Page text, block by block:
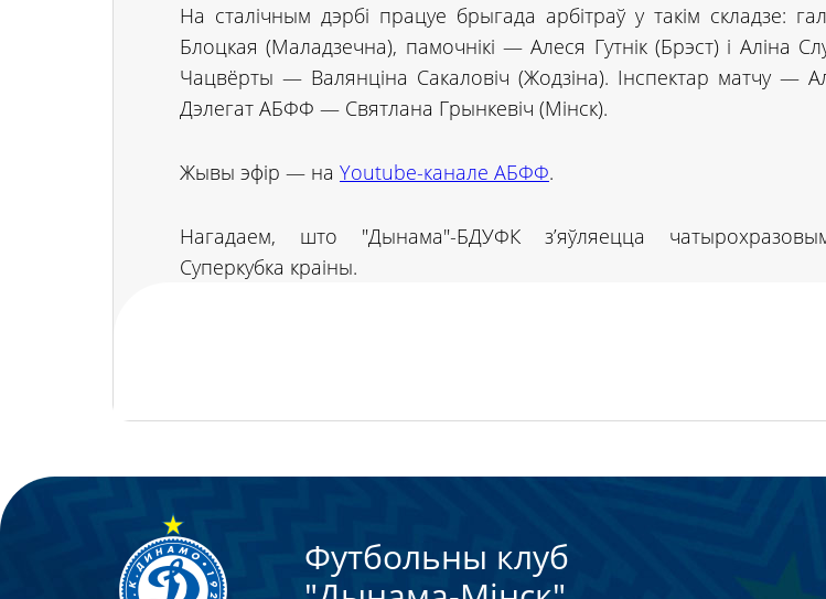
На сталічным дэрбі працуе брыгада арбітраў у такім складзе:
Блоцкая (Маладзечна), памочнікі — Алеся Гутнік (Брэст) і Аліна
Чацвёрты — Валянціна Сакаловіч (Жодзіна). Інспектар матчу —
Дэлегат АБФФ — Святлана Грынкевіч (Мінск).
Жывы эфір — на Youtube-канале АБФФ.
Нагадаем, што "Дынама"-БДУФК з’яўляецца
Суперкубка краіны.
Футбольны клуб